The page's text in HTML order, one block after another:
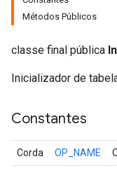
Métodos Públicos
classe final pública
Inicializador de
Constantes
Corda OP_NAME